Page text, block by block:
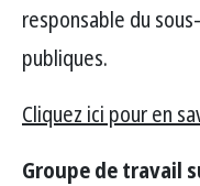
responsable du
publiques.
Cliquez ici pour en
Groupe de travail